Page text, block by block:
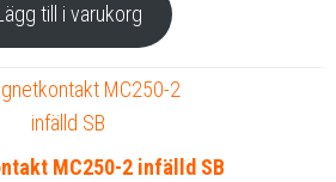
till i varukorg
MC250-2 infälld SB